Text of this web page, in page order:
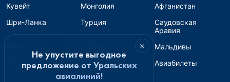
Кувейт
Монголия
Афганистан
Шри-Ланка
Турция
Саудовская
Аравия
Мальдивы
Пакистан
Авиабилеты для
банка
Авиабилеты
×
Не упустите выгодное
предложение от Уральских
авиалиний!